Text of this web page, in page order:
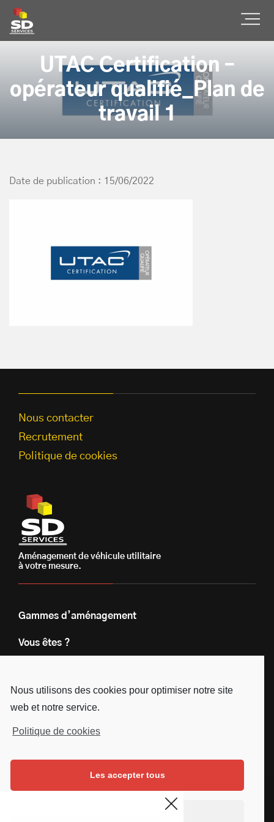
Nous utilisons des cookies pour optimiser notre site
web et notre service.
Politique de cookies
Les accepter tous
SD Services
UTAC Certification –
opérateur qualifié_Plan de
travail 1
Date de publication : 15/06/2022
Nous contacter
Recrutement
Politique de cookies
Aménagement de véhicule utilitaire
à votre mesure.
Gammes d’aménagement
Vous êtes ?
Le groupe
Instagram
Linkedin
Youtube